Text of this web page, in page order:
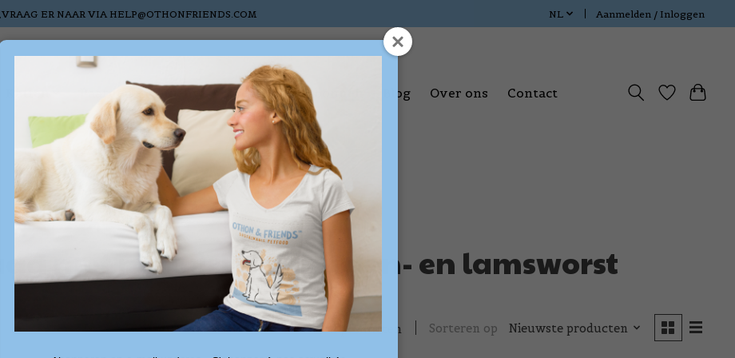
ER NAAR VIA HELP@OTHONFRIENDS.COM NL Aanmelden / Inloggen
Nieuw Sale Cadeaubonnen Blog Over ons Contact
met natuurlijke eenden- en lamsworst
2 producten Sorteren op Nieuwste producten